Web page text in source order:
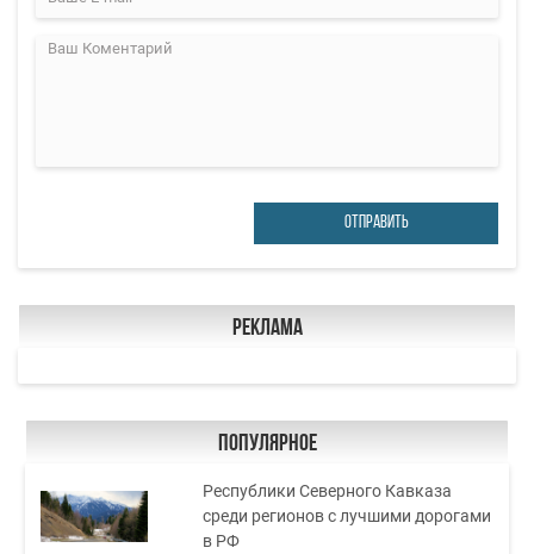
ОТПРАВИТЬ
Реклама
Популярное
Республики Северного Кавказа
среди регионов с лучшими дорогами
в РФ